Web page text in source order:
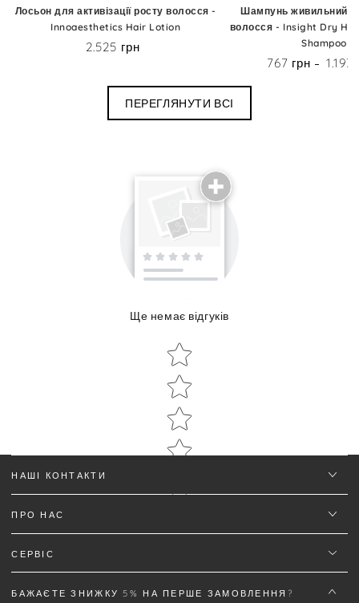
Лосьон для активізації росту волосся -
Innoaesthetics Hair Lotion
Ціна
2.525 грн
Шампунь живильний
волосся - Insight Dry
Shampoo
Ціна
767 грн 1.193
ПЕРЕГЛЯНУТИ ВСІ
Поділиться досвідом використання
Відтінок:
Star rating
Ім'я *
Ще немає відгуків
Star rating
НАШІ КОНТАКТИ
ПРО НАС
СЕРВІС
БАЖАЄТЕ ЗНИЖКУ 5% НА ПЕРШЕ ЗАМОВЛЕННЯ?